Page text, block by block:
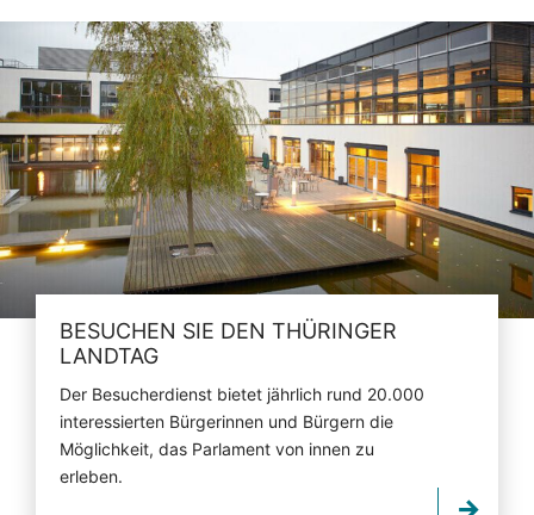
BESUCHEN SIE DEN THÜRINGER
LANDTAG
Der Besucherdienst bietet jährlich rund 20.000
interessierten Bürgerinnen und Bürgern die
Möglichkeit, das Parlament von innen zu
erleben.